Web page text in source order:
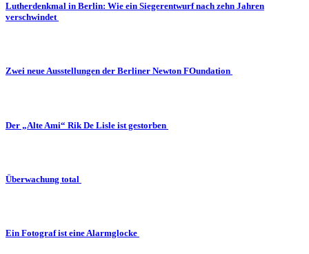
Lutherdenkmal in Berlin: Wie ein Siegerentwurf nach zehn Jahren
verschwindet
Zwei neue Ausstellungen der Berliner Newton FOundation
Der „Alte Ami“ Rik De Lisle ist gestorben
Überwachung total
Ein Fotograf ist eine Alarmglocke